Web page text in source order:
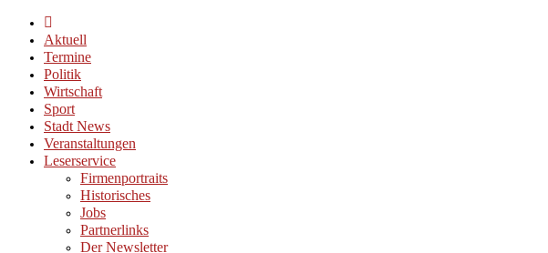
Aktuell
Termine
Politik
Wirtschaft
Sport
Stadt News
Veranstaltungen
Leserservice
Firmenportraits
Historisches
Jobs
Partnerlinks
Der Newsletter